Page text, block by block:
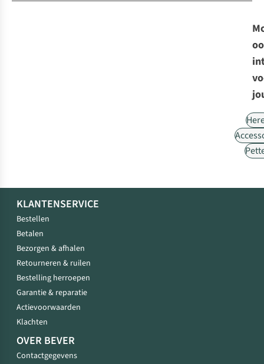
KLANTENSERVICE
Bestellen
Betalen
Bezorgen & afhalen
Retourneren & ruilen
Bestelling herroepen
Garantie & reparatie
Actievoorwaarden
Klachten
OVER BEVER
Contactgegevens